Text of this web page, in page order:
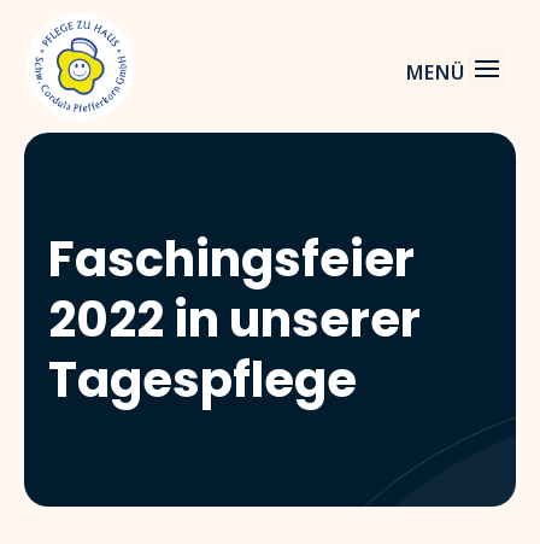
Faschingsfeier
2022 in unserer
Tagespflege